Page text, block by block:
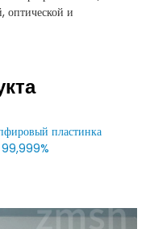
оптической и
пластинка
99,999%